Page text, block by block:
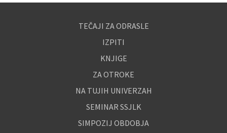
TEČAJI ZA ODRASLE
IZPITI
KNJIGE
ZA OTROKE
NA TUJIH UNIVERZAH
SEMINAR SSJLK
SIMPOZIJ OBDOBJA